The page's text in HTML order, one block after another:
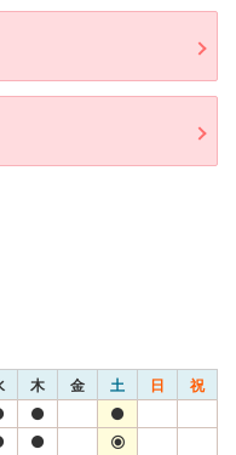
木 金 土 日 祝